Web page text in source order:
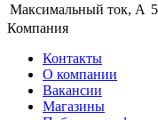
Максимальный ток, А
Компания
Контакты
О компании
Вакансии
Магазины